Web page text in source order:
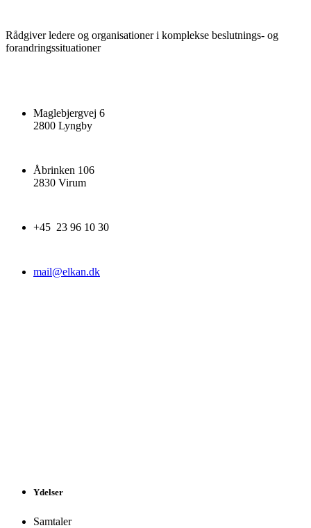
Rådgiver ledere og organisationer i komplekse beslutnings- og
forandringssituationer
Maglebjergvej 6
2800 Lyngby
Åbrinken 106
2830 Virum
+45 23 96 10 30
mail@elkan.dk
Ydelser
Samtaler